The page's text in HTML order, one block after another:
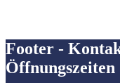
Footer -
Öffnungszeiten